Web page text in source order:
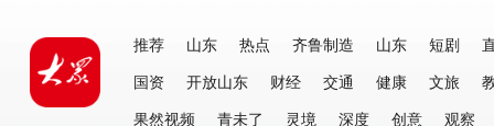
推荐 山东 热点 齐鲁制造 山东 短剧
国资
开放山东 财经 交通 健康 文旅
果然视频
青未了 灵境 深度 创意 观察